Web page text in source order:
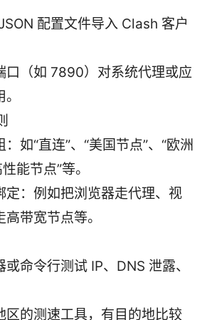
配置文件导入 Clash 客户
口（如 7890）对系统代理或应
如“直连”、“美国节点”、“欧洲
能节点”等。
定：例如把浏览器走代理、视
带宽节点等。
命令行测试 IP、DNS 泄露、
区的测速工具，有目的地比较